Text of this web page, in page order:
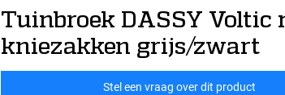
Tuinbroek DASSY Voltic
kniezakken grijs/zwart
Stel een vraag over dit product